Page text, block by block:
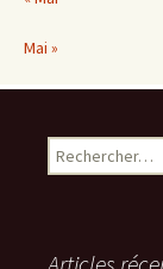
Mai »
Rechercher :